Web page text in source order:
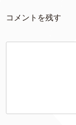
コメントを残す